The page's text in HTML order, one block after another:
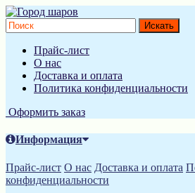
Прайс-лист
О нас
Доставка и оплата
Политика конфиденциальности
Оформить заказ
Информация
Прайс-лист О нас Доставка и оплата
конфиденциальности